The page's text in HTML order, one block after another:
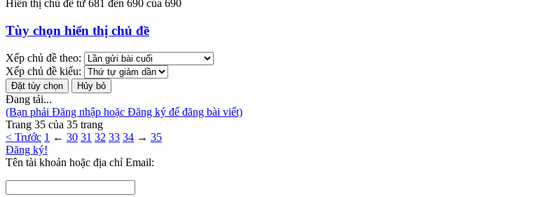
Hiển thị chủ đề từ 681 đến 690 của 690
Tùy chọn hiển thị chủ đề
Xếp chủ đề theo:
Xếp chủ đề kiểu:
Đang tải...
(Bạn phải Đăng nhập hoặc Đăng ký để đăng bài viết)
Trang 35 của 35 trang
< Trước 1 ← 30 31 32 33 34 → 35
Đăng ký!
Tên tài khoản hoặc địa chỉ Email: